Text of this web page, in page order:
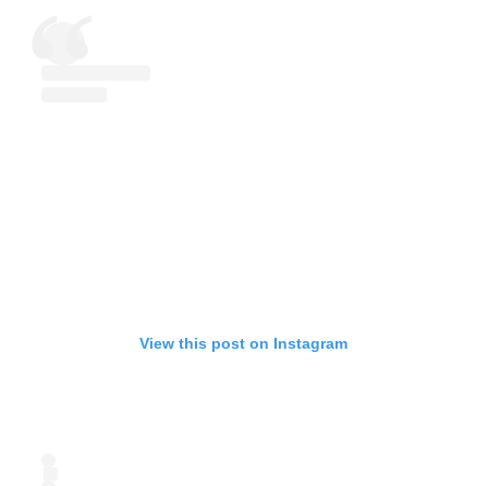
View this post on Instagram